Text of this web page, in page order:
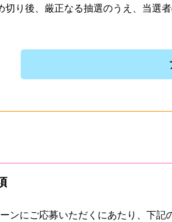
切り後、厳正なる抽選のうえ、当選
ンにご応募いただくにあたり、下